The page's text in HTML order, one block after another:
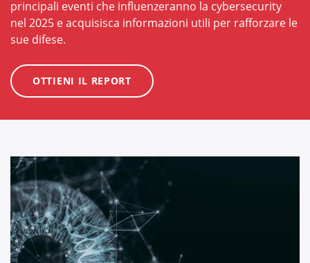
principali eventi che influenzeranno la cybersecurity
nel 2025 e acquisisca informazioni utili per rafforzare le
sue difese.
OTTIENI IL REPORT